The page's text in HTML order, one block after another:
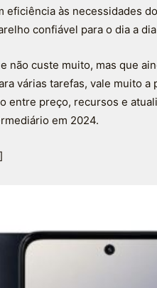
eficiência às necessidades
confiável para o dia a
não custe muito, mas que
várias tarefas, vale muito
entre preço, recursos e
em 2024.